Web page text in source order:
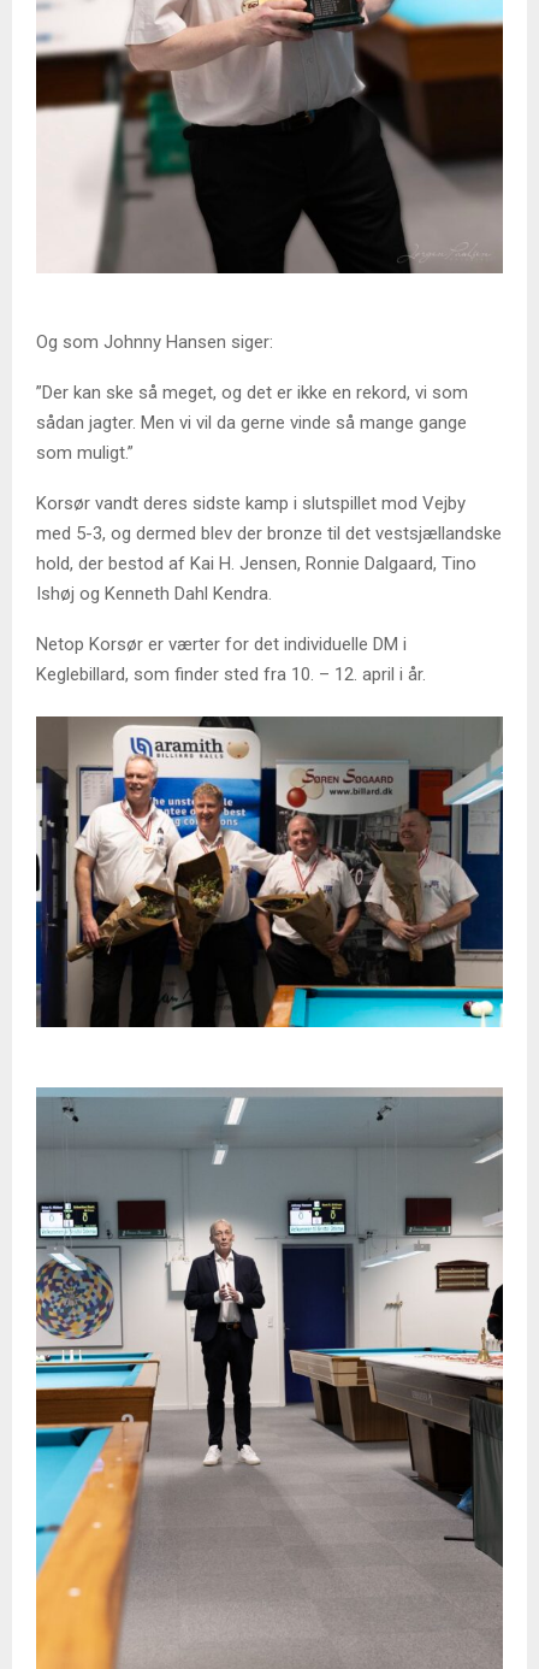
Og som Johnny Hansen siger:
”Der kan ske så meget, og det er ikke en rekord, vi som
sådan jagter. Men vi vil da gerne vinde så mange gange
som muligt.”
Korsør vandt deres sidste kamp i slutspillet mod Vejby
med 5-3, og dermed blev der bronze til det vestsjællandske
hold, der bestod af Kai H. Jensen, Ronnie Dalgaard, Tino
Ishøj og Kenneth Dahl Kendra.
Netop Korsør er værter for det individuelle DM i
Keglebillard, som finder sted fra 10. – 12. april i år.